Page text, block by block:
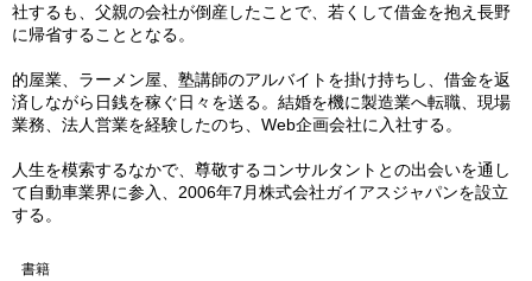
社するも、父親の会社が倒産したことで、若くして借金を抱え長野
に帰省することとなる。
的屋業、ラーメン屋、塾講師のアルバイトを掛け持ちし、借金を返
済しながら日銭を稼ぐ日々を送る。結婚を機に製造業へ転職、現場
業務、法人営業を経験したのち、Web企画会社に入社する。
人生を模索するなかで、尊敬するコンサルタントとの出会いを通し
て自動車業界に参入、2006年7月株式会社ガイアスジャパンを設立
する。
書籍